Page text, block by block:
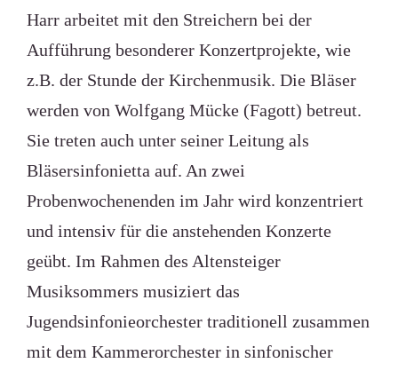
Harr arbeitet mit den Streichern bei der
Aufführung besonderer Konzertprojekte, wie
z.B. der Stunde der Kirchenmusik. Die Bläser
werden von Wolfgang Mücke (Fagott) betreut.
Sie treten auch unter seiner Leitung als
Bläsersinfonietta auf. An zwei
Probenwochenenden im Jahr wird konzentriert
und intensiv für die anstehenden Konzerte
geübt. Im Rahmen des Altensteiger
Musiksommers musiziert das
Jugendsinfonieorchester traditionell zusammen
mit dem Kammerorchester in sinfonischer